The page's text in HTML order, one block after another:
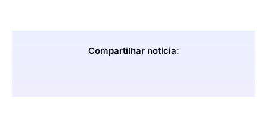
Compartilhar notícia: